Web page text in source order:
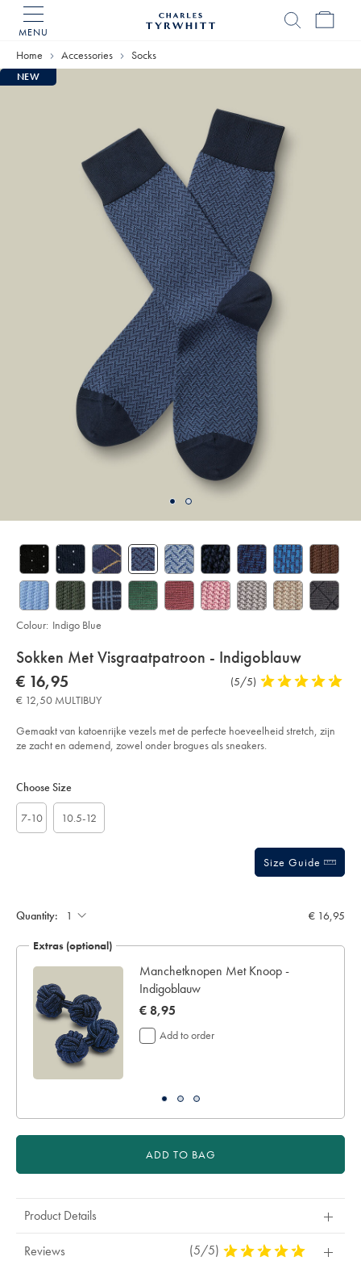
MENU
Home
Home Accessories Socks
NEW
Details
About
Product:
Sokken Met Visgraatpatroon - Indigoblauw
Details
https://www.charlestyrwhitt.com/eu/nl/sokken-
met-
visgraatpatroon-
-
indigoblauw/ACK0456IDG.html?
sourceCode=eurdefault
now
€
16,95
€ 16,95
Product
(5/5) 5
of
5
stars
€ 12,50 MULTIBUY
Gemaakt van katoenrijke vezels met de perfecte hoeveelheid stretch, zijn
ze zacht en ademend, zowel onder brogues als sneakers.
Colour: Indigo Blue
Actions
cart
Choose Size
7-10 10.5-12
Size Guide
Quantity: € 16,95
Extras (optional)
Manchetknopen Met Knoop -
Indigoblauw
now
€
8,95
€ 8,95
Add to order
ADD TO BAG
Product Details
Reviews (5/5) 5